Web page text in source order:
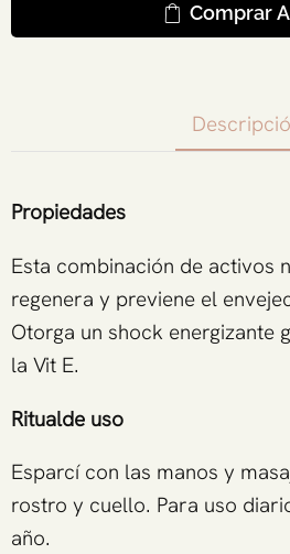
Comprar
Propiedades
Esta combinación de activos
regenera y previene el
Otorga un shock energizante
la Vit E.
Ritualde uso
Esparcí con las manos y
rostro y cuello. Para uso
año.